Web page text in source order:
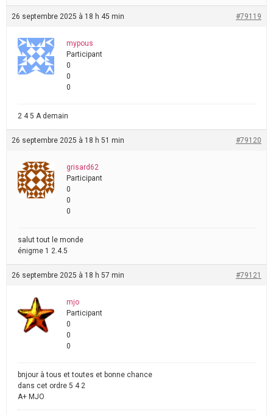
26 septembre 2025 à 18 h 45 min #79119
mypous
Participant
0
0
0
2 4 5 A demain
26 septembre 2025 à 18 h 51 min #79120
grisard62
Participant
0
0
0
salut tout le monde
énigme 1 2.4.5
26 septembre 2025 à 18 h 57 min #79121
mjo
Participant
0
0
0
bnjour à tous et toutes et bonne chance
dans cet ordre 5 4 2
A+ MJO